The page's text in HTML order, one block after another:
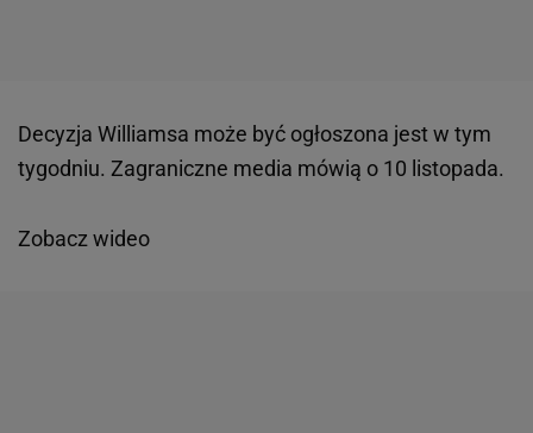
Decyzja Williamsa może być ogłoszona jest w tym
tygodniu. Zagraniczne media mówią o 10 listopada.
Zobacz wideo